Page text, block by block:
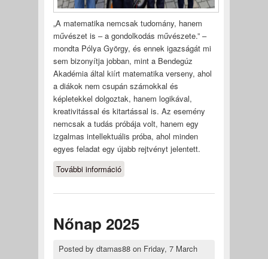
„A matematika nemcsak tudomány, hanem
művészet is – a gondolkodás művészete.” –
mondta Pólya György, és ennek igazságát mi
sem bizonyítja jobban, mint a Bendegúz
Akadémia által kiírt matematika verseny, ahol
a diákok nem csupán számokkal és
képletekkel dolgoztak, hanem logikával,
kreativitással és kitartással is. Az esemény
nemcsak a tudás próbája volt, hanem egy
izgalmas intellektuális próba, ahol minden
egyes feladat egy újabb rejtvényt jelentett.
További információA MatekÁsz verseny
tartalommal kapcsolatosan
Nőnap 2025
Posted by dtamas88on Friday, 7 March